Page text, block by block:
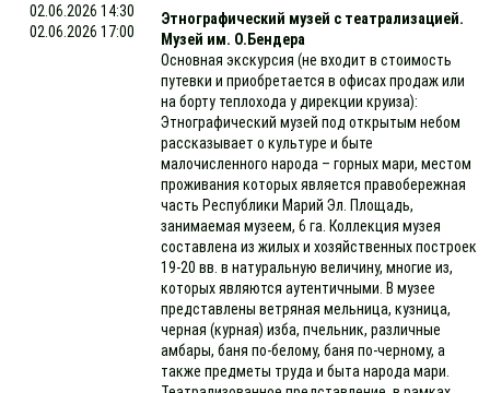
02.06.2026 14:30
02.06.2026 17:00
Этнографический музей с театрализацией.
Музей им. О.Бендера
Основная экскурсия (не входит в стоимость
путевки и приобретается в офисах продаж или
на борту теплохода у дирекции круиза):
Этнографический музей под открытым небом
рассказывает о культуре и быте
малочисленного народа – горных мари, местом
проживания которых является правобережная
часть Республики Марий Эл. Площадь,
занимаемая музеем, 6 га. Коллекция музея
составлена из жилых и хозяйственных построек
19-20 вв. в натуральную величину, многие из,
которых являются аутентичными. В музее
представлены ветряная мельница, кузница,
черная (курная) изба, пчельник, различные
амбары, баня по-белому, баня по-черному, а
также предметы труда и быта народа мари.